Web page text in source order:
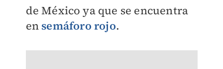
de México ya que se encuentra
en semáforo rojo.